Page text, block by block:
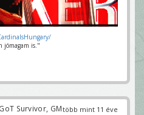
jómagam is."
több mint 11 éve
Survivor, GM